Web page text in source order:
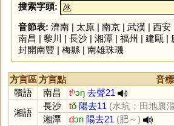
搜索字頭:
音節表: 濟南| 太原| 南京| 武漢 | 西安
南昌 | 黎川 | 長沙| 湘潭| 福州 | 建甌 |
封開南豐 | 梅縣| 南雄珠璣
方言區方言點
音標
贛語
南昌 tʰɔŋ 去聲21
湘語
長沙 tõ 陽去11 (水坑；田地裏
湘潭
dɔn 陽去21 (肥～)